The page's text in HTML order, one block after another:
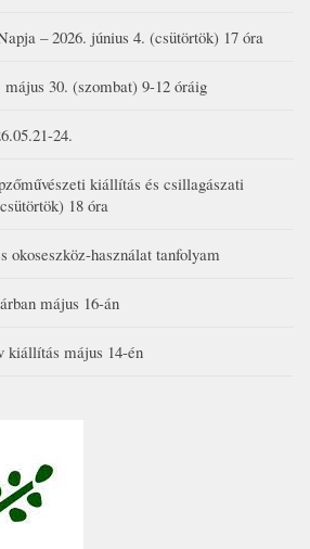
– 2026. június 4. (csütörtök) 17 óra
30. (szombat) 9-12 óráig
24.
kiállítás és csillagászati
18 óra
okoseszköz-használat tanfolyam
május 16-án
kiállítás május 14-én